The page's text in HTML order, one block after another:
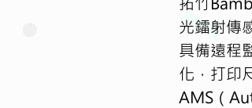
光鐳射傳
具備遠程
化，打印
AMS（